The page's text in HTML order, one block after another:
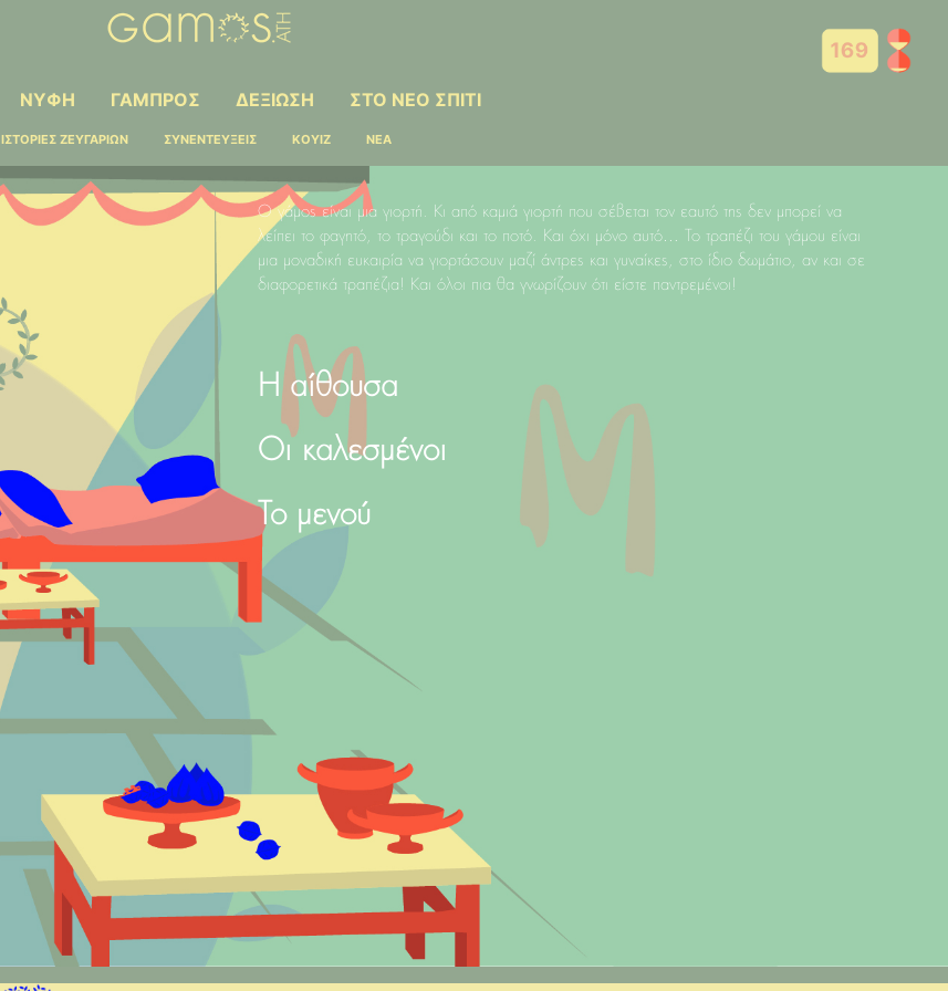
169
Ο γάμος είναι μια γιορτή. Κι από καμιά γιορτή που σέβεται τον εαυτό της δεν μπορεί να
λείπει το φαγητό, το τραγούδι και το ποτό. Και όχι μόνο αυτό… Το τραπέζι του γάμου είναι
μια μοναδική ευκαιρία να γιορτάσουν μαζί άντρες και γυναίκες, στο ίδιο δωμάτιο, αν και σε
διαφορετικά τραπέζια! Και όλοι πια θα γνωρίζουν ότι είστε παντρεμένοι!
Η αίθουσα
Οι καλεσμένοι
Το μενού
ΝΥΦΗ ΓΑΜΠΡΟΣ ΔΕΞΙΩΣΗ ΣΤΟ ΝΕΟ ΣΠΙΤΙ
ΙΣΤΟΡΙΕΣ ΖΕΥΓΑΡΙΩΝ ΣΥΝΕΝΤΕΥΞΕΙΣ ΚΟΥΙΖ ΝΕΑ